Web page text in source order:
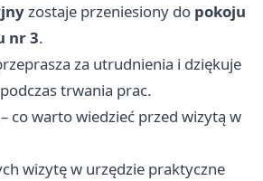
zostaje przeniesiony do pokoju
nr 3.
za utrudnienia i dziękuje
trwania prac.
co warto wiedzieć przed wizytą w
wizytę w urzędzie praktyczne